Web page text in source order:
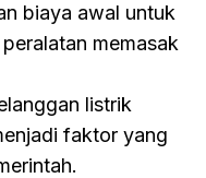
biaya awal untuk
memasak
listrik
faktor yang